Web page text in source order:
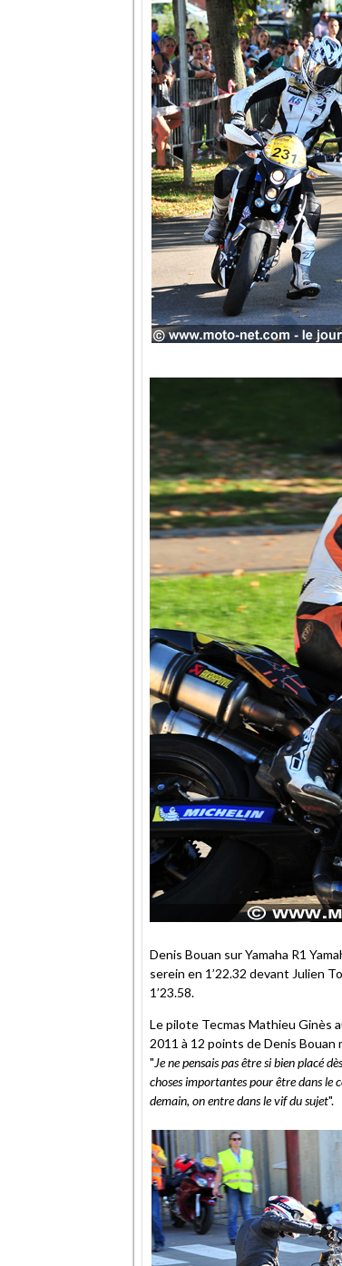
Denis Bouan sur Yamaha R1
serein en 1’22.32 devant Julien
1’23.58.
Le pilote Tecmas Mathieu Ginès
2011 à 12 points de Denis
"Je ne pensais pas être si bien placé
choses importantes pour être dans le
demain, on entre dans le vif du sujet".